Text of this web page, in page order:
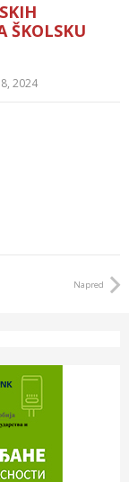
ŠKOLSKU
2024
Napred